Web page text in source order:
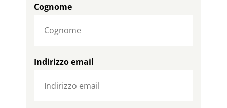
Cognome
Indirizzo email